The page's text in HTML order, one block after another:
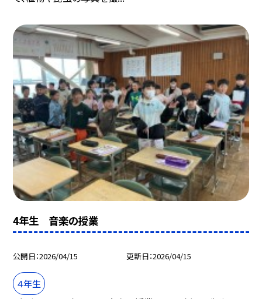
4年生 音楽の授業
公開日 2026/04/15 更新日 2026/04/15
４年生